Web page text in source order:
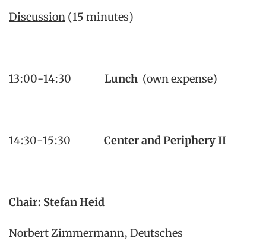
Discussion (15 minutes)
13:00-14:30 Lunch (own expense)
14:30-15:30 Center and Periphery II
Chair: Stefan Heid
Norbert Zimmermann, Deutsches